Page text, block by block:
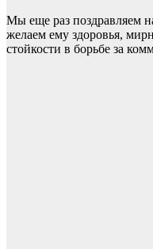
Мы еще раз поздравляем
желаем ему здоровья,
стойкости в борьбе за